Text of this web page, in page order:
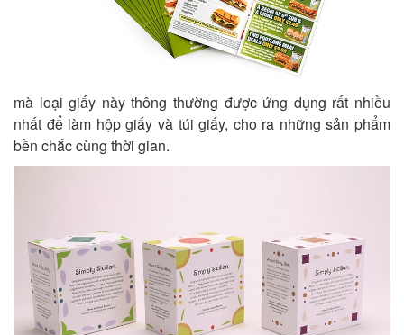
mà loại giấy này thông thường được ứng dụng rất nhiều
nhất để làm hộp giấy và túi giấy, cho ra những sản phẩm
bền chắc cùng thời gian.